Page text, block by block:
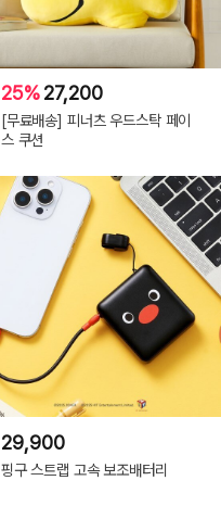
25%27,200
[무료배송] 피너츠 우드스탁 페이
스 쿠션
29,900
핑구 스트랩 고속 보조배터리